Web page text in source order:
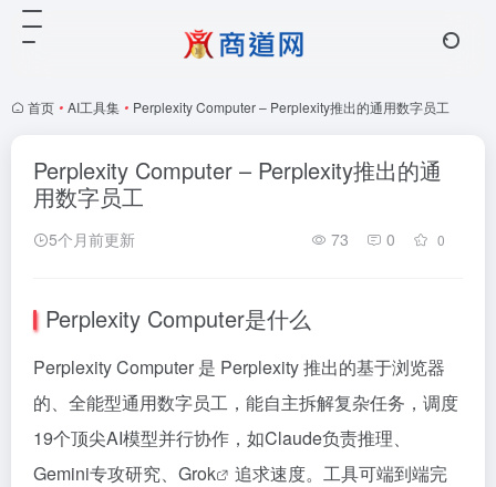
首页 • AI工具集 • Perplexity Computer – Perplexity推出的通用数字员工
Perplexity Computer – Perplexity推出的通
用数字员工
5个月前更新 73 0 0
Perplexity Computer是什么
Perplexity Computer 是 Perplexity 推出的基于浏览器
的、全能型通用数字员工，能自主拆解复杂任务，调度
19个顶尖AI模型并行协作，如Claude负责推理、
Gemini专攻研究、 Grok
追求速度。工具可端到端完